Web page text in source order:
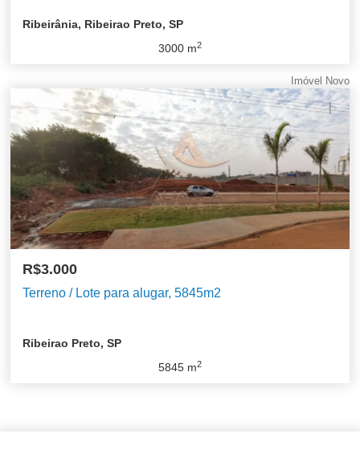
Ribeirânia, Ribeirao Preto, SP
3000m2
Imóvel Novo
R$3.000
Terreno / Lote para alugar, 5845m2
Ribeirao Preto, SP
5845m2